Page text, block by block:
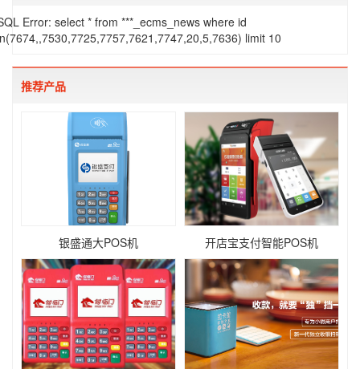
Error: select * from ***_ecms_news where id
limit 10
推荐产品
银盛通大POS机 开店宝支付智能POS机